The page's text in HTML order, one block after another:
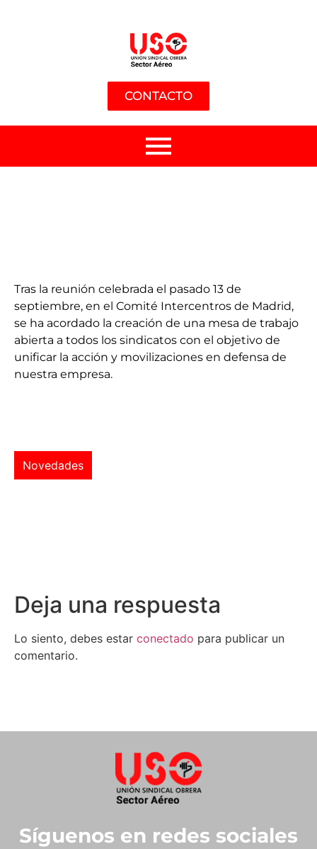
CONTACTO
Tras la reunión celebrada el pasado 13 de
septiembre, en el Comité Intercentros de Madrid,
se ha acordado la creación de una mesa de trabajo
abierta a todos los sindicatos con el objetivo de
unificar la acción y movilizaciones en defensa de
nuestra empresa.
Novedades
Deja una respuesta
Lo siento, debes estar conectado para publicar un
comentario.
Síguenos en redes sociales